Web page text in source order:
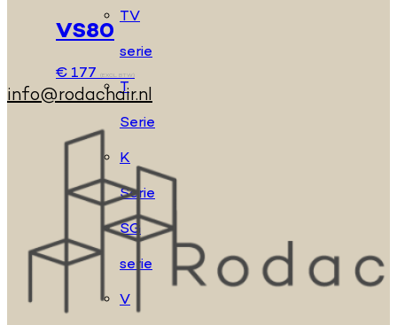
TV
serie
T
Serie
K
Serie
SG
serie
V
VS80
€177 (EXCL. BTW)
info@rodachair.nl